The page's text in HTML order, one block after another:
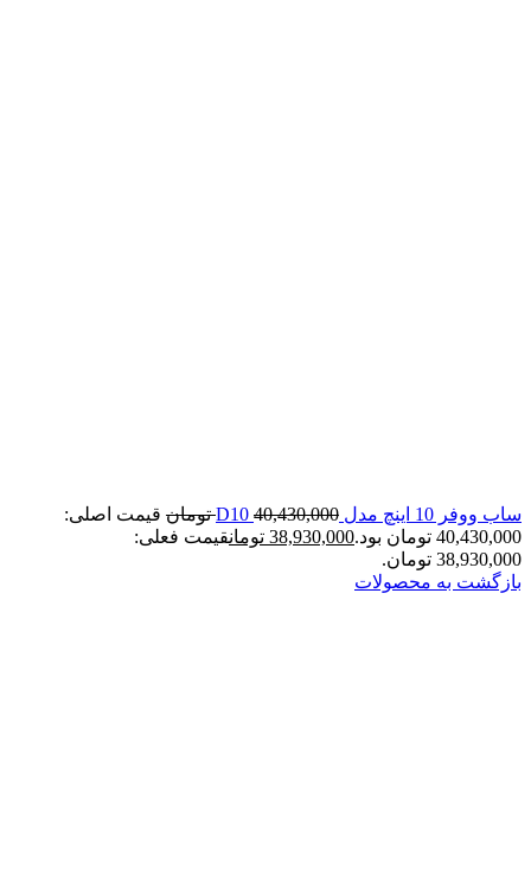
ساب ووفر 10 اینچ مدل D10 40,430,000 تومان قیمت اصلی:
40,430,000 تومان بود.
38,930,000 تومانقیمت فعلی:
38,930,000 تومان.
بازگشت به محصولات